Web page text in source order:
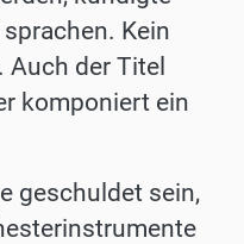
Kein
Auch der Titel
komponiert ein
geschuldet sein,